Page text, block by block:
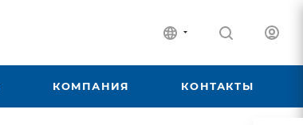
КОМПАНИЯ КОНТАКТЫ